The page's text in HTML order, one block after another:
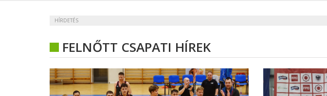
HÍRDETÉS
FELNŐTT CSAPATI HÍREK